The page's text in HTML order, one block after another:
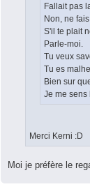
Fallait pas
Non, ne
S'il te plait
Parle-moi.
Tu veux
Tu es
Bien sur
Je me sens
Merci Kerni :D
Moi je préfère le